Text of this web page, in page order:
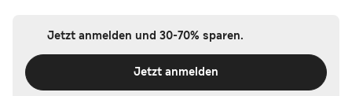
Jetzt anmelden und 30-70% sparen.
Jetzt anmelden